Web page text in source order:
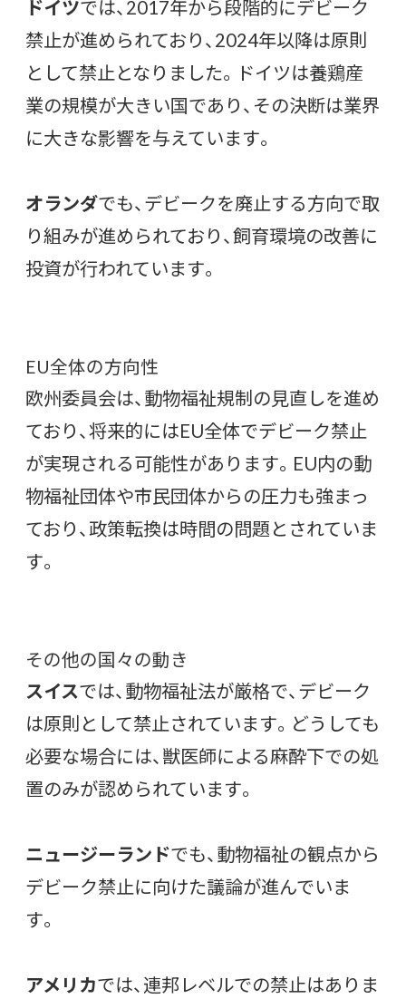
ドイツでは、2017年から段階的にデビーク
禁止が進められており、2024年以降は原則
として禁止となりました。ドイツは養鶏産
業の規模が大きい国であり、その決断は業界
に大きな影響を与えています。
オランダでも、デビークを廃止する方向で取
り組みが進められており、飼育環境の改善に
投資が行われています。
EU全体の方向性
欧州委員会は、動物福祉規制の見直しを進め
ており、将来的にはEU全体でデビーク禁止
が実現される可能性があります。EU内の動
物福祉団体や市民団体からの圧力も強まっ
ており、政策転換は時間の問題とされていま
す。
その他の国々の動き
スイスでは、動物福祉法が厳格で、デビーク
は原則として禁止されています。どうしても
必要な場合には、獣医師による麻酔下での処
置のみが認められています。
ニュージーランドでも、動物福祉の観点から
デビーク禁止に向けた議論が進んでいま
す。
アメリカでは、連邦レベルでの禁止はありま